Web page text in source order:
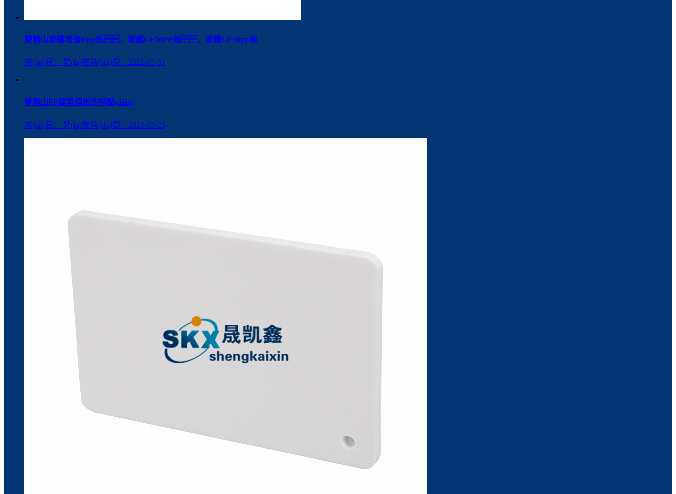
雙鴨山玻纖增強frpp板，玻纖GF50PP板，玻纖GF30pp板
來(lái)源： 發(fā)布時(shí)間：2021-03-31
雙鴨山PP建筑模板的特點(diǎn)
來(lái)源： 發(fā)布時(shí)間：2021-03-25